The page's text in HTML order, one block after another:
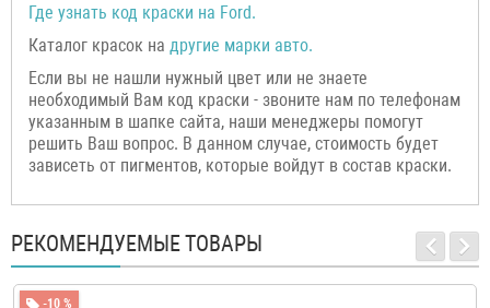
Где узнать код краски на Ford.
Каталог красок на другие марки авто.
Если вы не нашли нужный цвет или не знаете
необходимый Вам код краски - звоните нам по телефонам
указанным в шапке сайта, наши менеджеры помогут
решить Ваш вопрос. В данном случае, стоимость будет
зависеть от пигментов, которые войдут в состав краски.
РЕКОМЕНДУЕМЫЕ ТОВАРЫ
-10 %